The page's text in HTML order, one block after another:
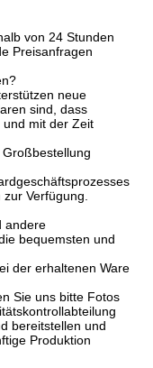
von 24 Stunden
Preisanfragen
neue
sind, dass
mit der Zeit
Verfügung.
andere
bequemsten und
der erhaltenen Ware
Sie uns bitte Fotos
bereitstellen und
Produktion